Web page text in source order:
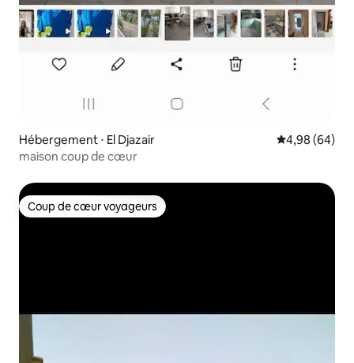
Hébergement ⋅ El Djazair Évaluation
4,98 (64)
maison coup de cœur
Coup de cœur voyageurs
Coup de cœur voyageurs